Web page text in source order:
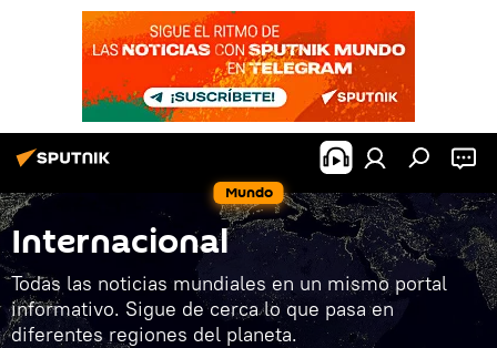
Mundo
Internacional
Todas las noticias mundiales en un mismo portal
informativo. Sigue de cerca lo que pasa en
diferentes regiones del planeta.